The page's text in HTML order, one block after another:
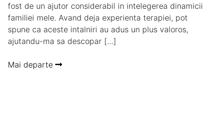
fost de un ajutor considerabil in intelegerea dinamicii
familiei mele. Avand deja experienta terapiei, pot
spune ca aceste intalniri au adus un plus valoros,
ajutandu-ma sa descopar […]
Mai departe